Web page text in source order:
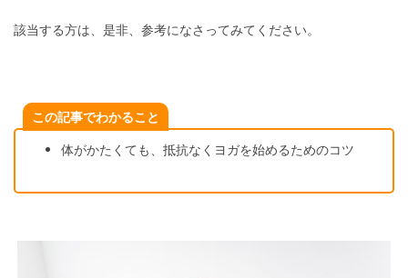
該当する方は、是非、参考になさってみてください。
この記事でわかること
体がかたくても、抵抗なくヨガを始めるためのコツ